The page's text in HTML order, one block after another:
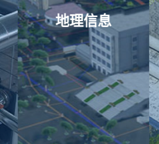
BIM技术应用